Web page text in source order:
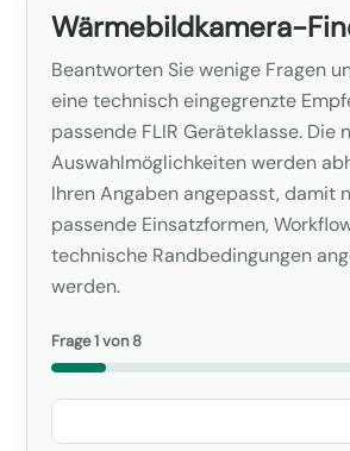
Wärmebildkamera-
Beantworten Sie wenige Fragen
eine technisch eingegrenzte
passende FLIR Geräteklasse. Die
Auswahlmöglichkeiten werden
Ihren Angaben angepasst, damit
passende Einsatzformen,
technische Randbedingungen
werden.
Frage 1 von 8